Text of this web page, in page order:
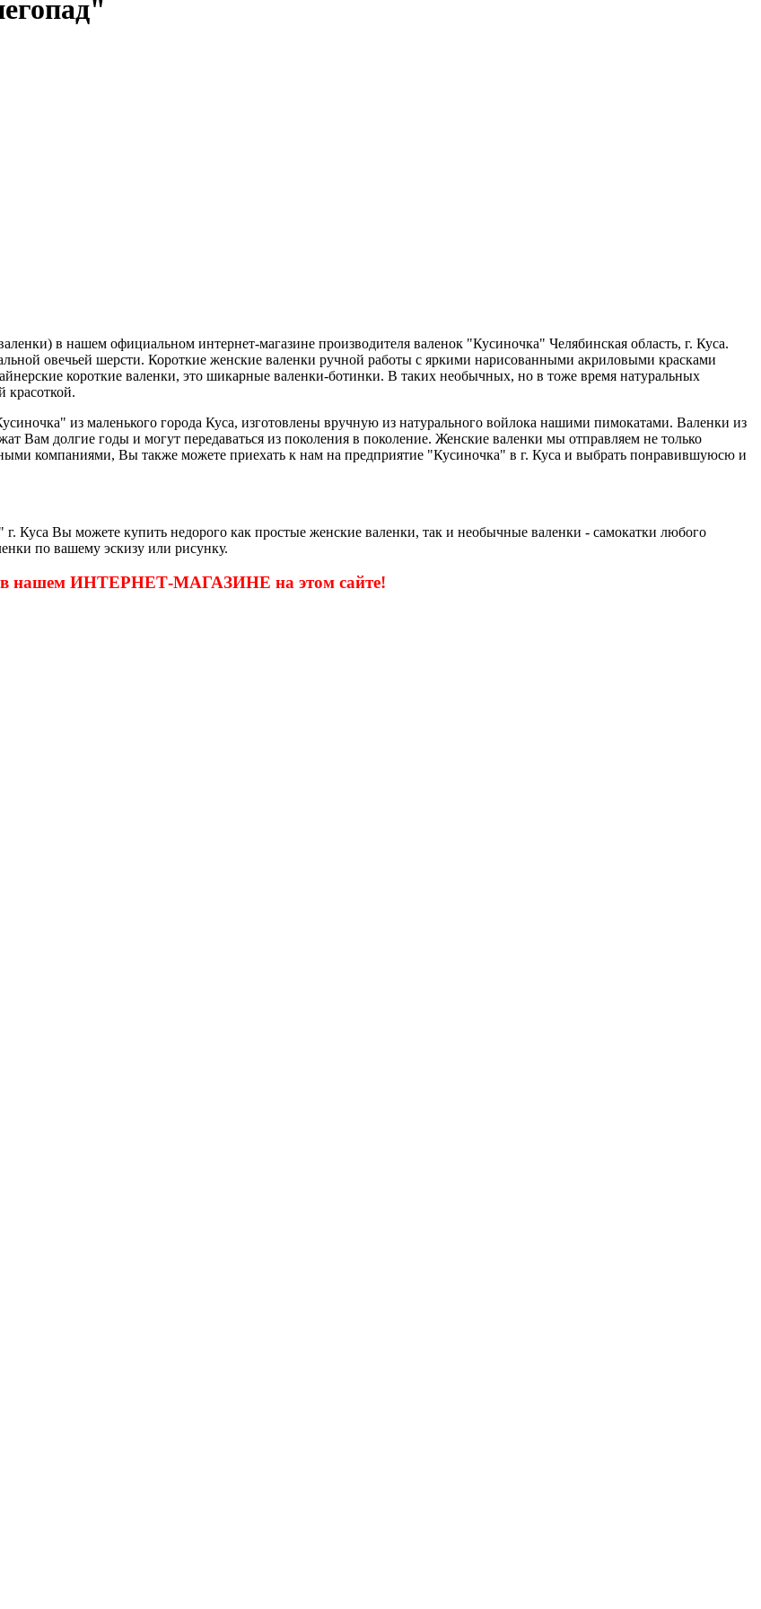
в нашем официальном интернет-магазине производителя валенок "Кусиночка" Челябинская область, г. Куса.
овечьей шерсти. Короткие женские валенки ручной работы с яркими нарисованными акриловыми красками
короткие валенки, это шикарные валенки-ботинки. В таких необычных, но в тоже время натуральных
красоткой.
из маленького города Куса, изготовлены вручную из натурального войлока нашими пимокатами. Валенки из
Вам долгие годы и могут передаваться из поколения в поколение. Женские валенки мы отправляем не только
компаниями, Вы также можете приехать к нам на предприятие "Кусиночка" в г. Куса и выбрать понравившуюсю и
Куса Вы можете купить недорого как простые женские валенки, так и необычные валенки - самокатки любого
по вашему эскизу или рисунку.
нашем ИНТЕРНЕТ-МАГАЗИНЕ на этом сайте!